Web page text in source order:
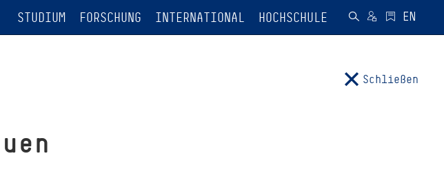
STUDIUM FORSCHUNG INTERNATIONAL HOCHSCHULE
Schließen